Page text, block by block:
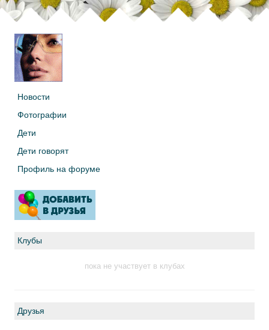
Новости
Фотографии
Дети
Дети говорят
Профиль на форуме
Клубы
пока не участвует в клубах
Друзья